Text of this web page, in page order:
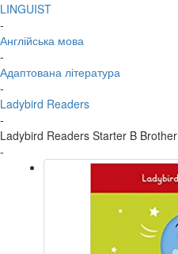
LINGUIST
-
Англійська мова
-
Адаптована література
-
Ladybird Readers
-
Ladybird Readers Starter B
-